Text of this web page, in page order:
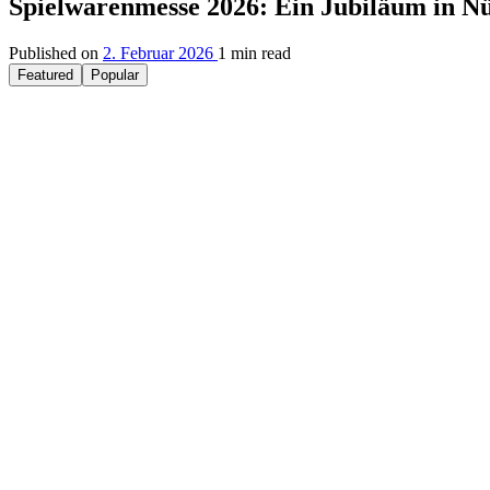
Spielwarenmesse 2026: Ein Jubiläum in
Published on 2. Februar 2026 1 min read
Featured Popular